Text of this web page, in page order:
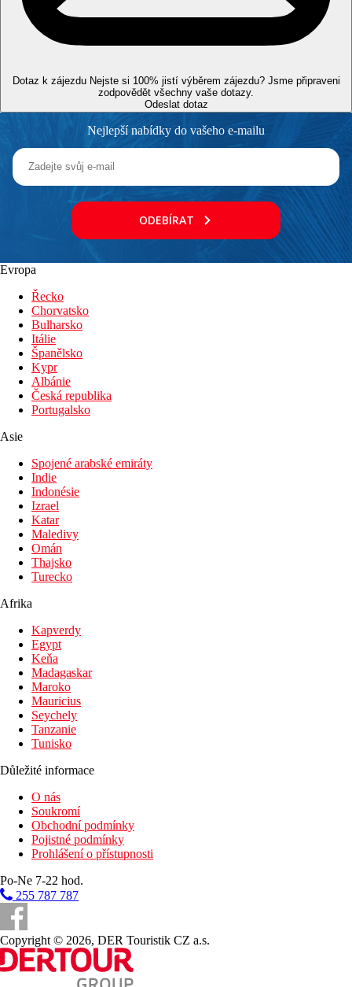
2,8 km
Centrum města
Vzdálenost k pláži
96,5 km
Vzdálenost od nejbližšího letiště
Nákupy
Lehátka a slunečníky na pláži zdarma
Fotogalerie
Dotaz k zájezdu Nejste si 100% jistí výběrem zájezdu? Jsme připraveni
zodpovědět všechny vaše dotazy.
Odeslat dotaz
Nejlepší nabídky do vašeho e-mailu
ODEBÍRAT
Evropa
Řecko
Chorvatsko
Bulharsko
Itálie
Španělsko
Kypr
Albánie
Česká republika
Portugalsko
Asie
Spojené arabské emiráty
Indie
Indonésie
Izrael
Katar
Maledivy
Omán
Thajsko
Turecko
Afrika
Kapverdy
Egypt
Keňa
Madagaskar
Maroko
Mauricius
Seychely
Tanzanie
Tunisko
Důležité informace
O nás
Soukromí
Obchodní podmínky
Pojistné podmínky
Prohlášení o přístupnosti
Po-Ne 7-22 hod.
255 787 787
Copyright © 2026, DER Touristik CZ a.s.